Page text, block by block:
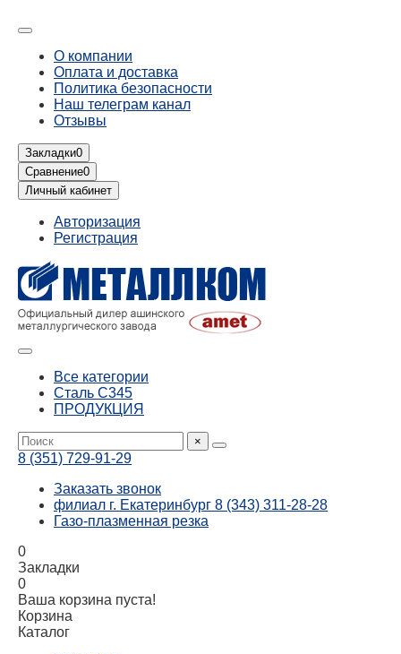
О компании
Оплата и доставка
Политика безопасности
Наш телеграм канал
Отзывы
Закладки0
Сравнение0
Личный кабинет
Авторизация
Регистрация
Все категории
Сталь С345
ПРОДУКЦИЯ
×
8 (351) 729-91-29
Заказать звонок
филиал г. Екатеринбург 8 (343) 311-28-28
Газо-плазменная резка
0
Закладки
0
Ваша корзина пуста!
Корзина
Каталог